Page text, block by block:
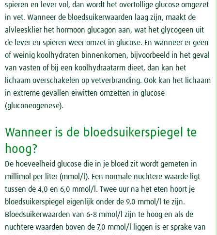
spieren en lever vol, dan wordt het overtollige glucose omgezet
in vet. Wanneer de bloedsuikerwaarden laag zijn, maakt de
alvleesklier het hormoon glucagon aan, wat het glycogeen uit
de lever en spieren weer omzet in glucose. En wanneer er geen
of weinig koolhydraten binnenkomen, bijvoorbeeld in het geval
van vasten of bij een koolhydraatarm dieet, dan kan het
lichaam overschakelen op vetverbranding. Ook kan het lichaam
in extreme gevallen eiwitten omzetten in glucose
(gluconeogenese).
Wanneer is de bloedsuikerspiegel te
hoog?
De hoeveelheid glucose die in je bloed zit wordt gemeten in
millimol per liter (mmol/l). Een normale nuchtere waarde ligt
tussen de 4,0 en 6,0 mmol/l. Twee uur na het eten hoort je
bloedsuikerspiegel eigenlijk onder de 9,0 mmol/l te zijn.
Bloedsuikerwaarden van 6-8 mmol/l zijn te hoog en als de
nuchtere waarden boven de 7,0 mmol/l liggen is er sprake van